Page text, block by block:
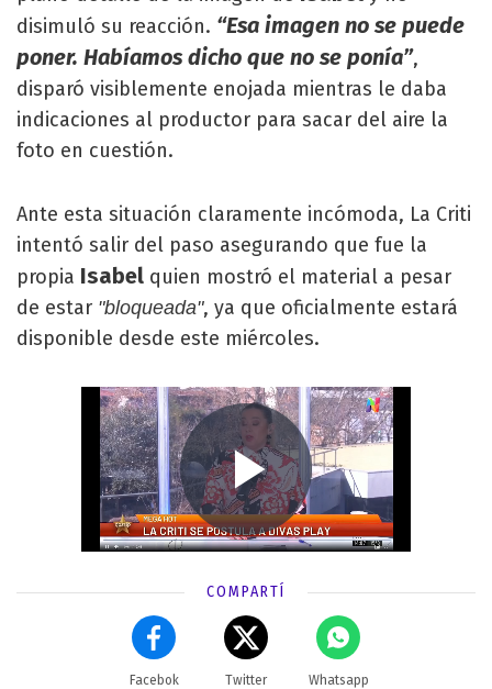
disimuló su reacción. “Esa imagen no se puede
poner. Habíamos dicho que no se ponía”,
disparó visiblemente enojada mientras le daba
indicaciones al productor para sacar del aire la
foto en cuestión.
Ante esta situación claramente incómoda, La Criti
intentó salir del paso asegurando que fue la
propia Isabel quien mostró el material a pesar
de estar "bloqueada", ya que oficialmente estará
disponible desde este miércoles.
COMPARTÍ
Facebok Twitter Whatsapp